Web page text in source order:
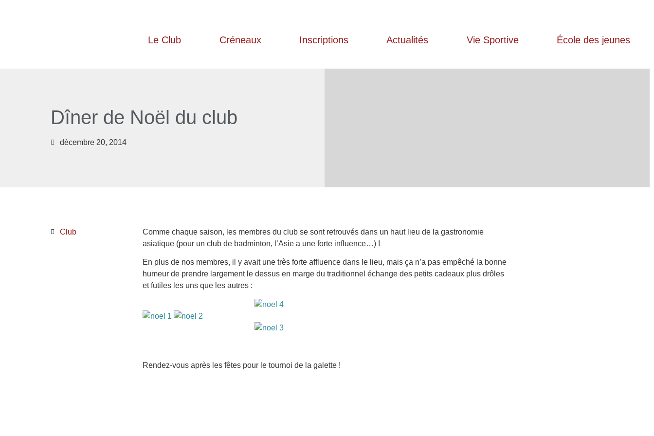
Le Club Créneaux Inscriptions Actualités Vie Sportive École des jeunes
Dîner de Noël du club
décembre 20, 2014
Club
Comme chaque saison, les membres du club se sont retrouvés dans un haut lieu de la gastronomie
asiatique (pour un club de badminton, l’Asie a une forte influence…) !
En plus de nos membres, il y avait une très forte affluence dans le lieu, mais ça n’a pas empêché la bonne
humeur de prendre largement le dessus en marge du traditionnel échange des petits cadeaux plus drôles
et futiles les uns que les autres :
Rendez-vous après les fêtes pour le tournoi de la galette !